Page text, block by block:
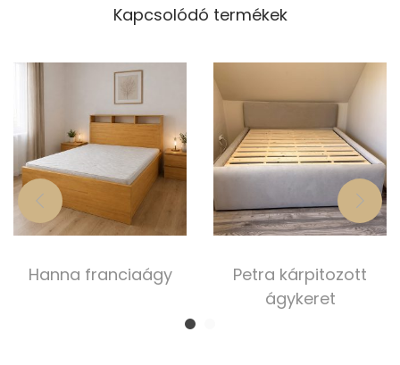
Kapcsolódó termékek
Hanna franciaágy
Petra kárpitozott
ágykeret